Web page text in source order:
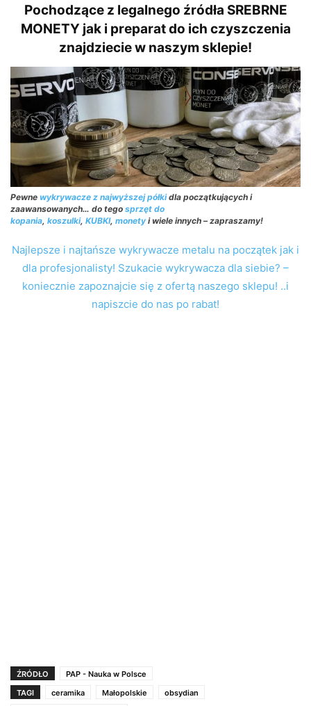
Pochodzące z legalnego źródła SREBRNE
MONETY jak i preparat do ich czyszczenia
znajdziecie w naszym sklepie!
Pewne wykrywacze z najwyższej półkidla początkujących i
zaawansowanych… do tego sprzęt do
kopania, koszulki, KUBKI, monety i wiele innych – zapraszamy!
Najlepsze i najtańsze wykrywacze metalu na początek jak i
dla profesjonalisty! Szukacie wykrywacza dla siebie? –
koniecznie zapoznajcie się z ofertą naszego sklepu! ..i
napiszcie do nas po rabat!
ŹRÓDŁO
PAP - Nauka w Polsce
TAGI
ceramika Małopolskie
obsydian